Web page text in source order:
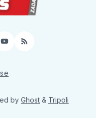
YouTube
RSS
by Ghost & Tripoli